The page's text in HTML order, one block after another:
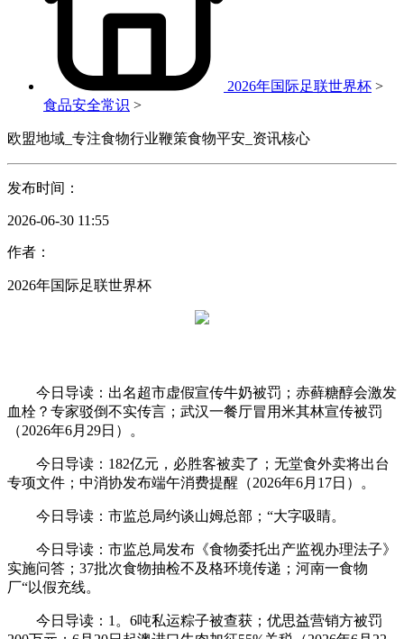
2026年国际足联世界杯 >
食品安全常识 >
欧盟地域_专注食物行业鞭策食物平安_资讯核心
发布时间：
2026-06-30 11:55
作者：
2026年国际足联世界杯
今日导读：出名超市虚假宣传牛奶被罚；赤藓糖醇会激发
血栓？专家驳倒不实传言；武汉一餐厅冒用米其林宣传被罚
（2026年6月29日）。
今日导读：182亿元，必胜客被卖了；无堂食外卖将出台
专项文件；中消协发布端午消费提醒（2026年6月17日）。
今日导读：市监总局约谈山姆总部；“大字吸睛。
今日导读：市监总局发布《食物委托出产监视办理法子》
实施问答；37批次食物抽检不及格环境传递；河南一食物
厂“以假充线。
今日导读：1。6吨私运粽子被查获；优思益营销方被罚